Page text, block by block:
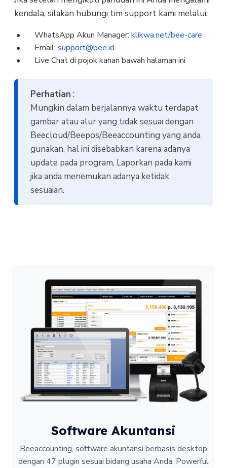
kendala, silakan hubungi tim support kami melalui:
WhatsApp Akun Manager: klikwa.net/bee-care
Email: support@bee.id
Live Chat di pojok kanan bawah halaman ini
Perhatian :
Mungkin dalam berjalannya waktu terdapat
gambar atau alur yang tidak sesuai dengan
Beecloud/Beepos/Beeaccounting yang anda
gunakan, hal ini disebabkan karena adanya
update pada program, Laporkan pada kami
jika anda menemukan adanya ketidak
sesuaian.
Software Akuntansi
Beeaccounting, software akuntansi berbasis desktop
dengan 47 plugin sesuai bidang usaha Anda. Powerful